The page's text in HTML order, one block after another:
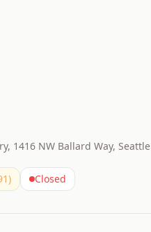
1416 NW Ballard Way, Seattle
) Closed